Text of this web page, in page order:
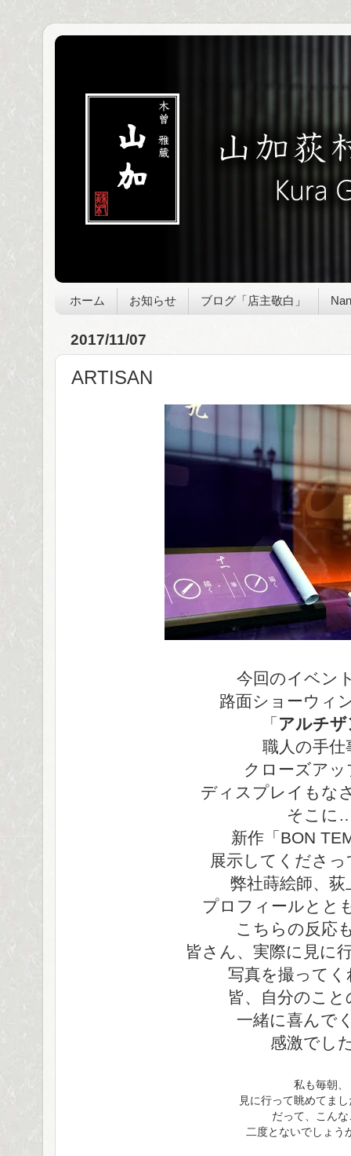
ホーム お知らせ ブログ「店主敬白」
2017/11/07
ARTISAN
今回のイベン
路面ショーウィ
「 アルチザ
職人の手仕
クローズア
ディスプレイもな
そこに
新作「BON
展示してくださ
弊社蒔絵師、荻
プロフィールとと
こちらの反応
皆さん、実際に見に
写真を撮って
皆、自分のこ
一緒に喜んで
感激でし
私も毎朝、
見に行って眺めてま
だって、こん
二度とないでしょう